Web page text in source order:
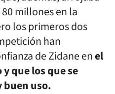
millones en la
los primeros dos
han
de Zidane enel
que los que se
buen uso.